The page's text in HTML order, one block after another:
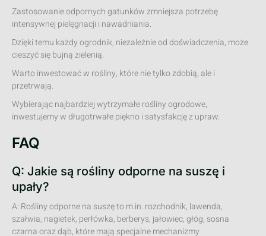
Zastosowanie odpornych gatunków zmniejsza potrzebę
intensywnej pielęgnacji i nawadniania.
Dzięki temu każdy ogrodnik, niezależnie od doświadczenia, może
cieszyć się bujną zielenią.
Warto inwestować w rośliny, które nie tylko zdobią, ale i
przetrwają.
Wybierając najbardziej wytrzymałe rośliny ogrodowe,
inwestujemy w długotrwałe piękno i satysfakcję z upraw.
FAQ
Q: Jakie są rośliny odporne na suszę i
upały?
A: Rośliny odporne na suszę to m.in. rozchodnik, lawenda,
szałwia, nagietek, perłówka, berberys, jałowiec, głóg, sosna
czarna oraz dąb, które mają specjalne mechanizmy